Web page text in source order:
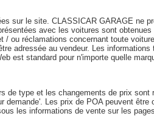
sur le site. CLASSICAR GARAGE ne
avec les voitures sont
ou réclamations concernant toute
adressée au vendeur. Les
est standard pour n'importe quelle
de type et les changements de prix
Les prix de POA peuvent être
les informations de vente sur les